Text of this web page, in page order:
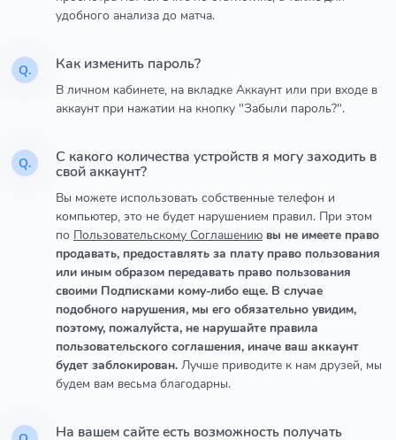
удобного анализа до матча.
Q. Как изменить пароль?
В личном кабинете, на вкладке Аккаунт или при входе в
аккаунт при нажатии на кнопку "Забыли пароль?".
Q. С какого количества устройств я могу заходить в
свой аккаунт?
Вы можете использовать собственные телефон и
компьютер, это не будет нарушением правил. При этом
по Пользовательскому Соглашению вы не имеете право
продавать, предоставлять за плату право пользования
или иным образом передавать право пользования
своими Подписками кому-либо еще. В случае
подобного нарушения, мы его обязательно увидим,
поэтому, пожалуйста, не нарушайте правила
пользовательского соглашения, иначе ваш аккаунт
будет заблокирован. Лучше приводите к нам друзей, мы
будем вам весьма благодарны.
На вашем сайте есть возможность получать